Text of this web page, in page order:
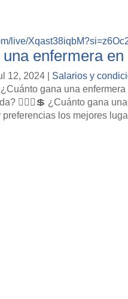
live/
enfermera
12, 2024
Salarios y
gana una
👩🏽‍⚕💲 ¿Cuánto gana
preferencias los mejores